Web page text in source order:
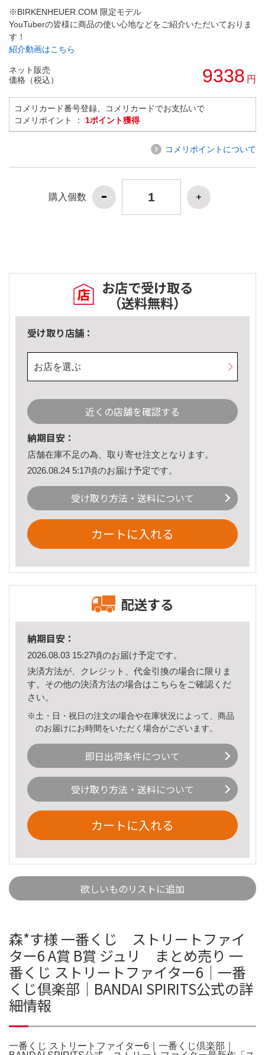
※BIRKENHEUER.COM 限定モデル
YouTuberの皆様に商品の使い心地などをご紹介いただいておりま
す！
紹介動画はこちら
ネット販売
価格（税込）
9338 円
コメリカード番号登録、コメリカードでお支払いで
コメリポイント ： 1ポイント獲得
コメリポイントについて
購入個数
お店で受け取る
（送料無料）
受け取り店舗：
お店を選ぶ
近くの店舗を確認する
納期目安：
店舗在庫不足の為、取り寄せ注文となります。
2026.08.24 5:17頃のお届け予定です。
受け取り方法・送料について
カートに入れる
配送する
納期目安：
2026.08.03 15:27頃のお届け予定です。
決済方法が、クレジット、代金引換の場合に限りま
す。その他の決済方法の場合はこちら をご確認くだ
さい。
※土・日・祝日の注文の場合や在庫状況によって、商品
のお届けにお時間をいただく場合がございます。
即日出荷条件について
受け取り方法・送料について
カートに入れる
欲しいものリストに追加
森*す様 一番くじ ストリートファイ
ター6 A賞 B賞 ジュリ まとめ売り 一
番くじ ストリートファイター6｜一番
くじ倶楽部｜BANDAI SPIRITS公式の詳
細情報
一番くじ ストリートファイター6｜一番くじ倶楽部｜